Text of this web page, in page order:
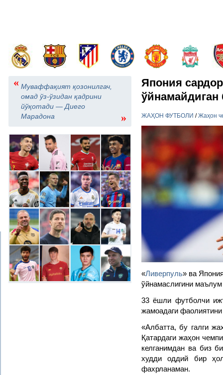
« Муваффақият қозонилгач,
омад ўз-ўзидан қадрини
йўқотади — Диего
Марадона
»
Япония
ўйнамайдиган
ЖАҲОН ФУТБОЛИ /Жаҳон
«Ливерпуль» ва
ўйнамаслигини
33 ёшли футболчи
жамоадаги
«Албатта, бу галги
Қатардаги жаҳон
келганимдан ва биз
худди оддий бир
фахрланаман.